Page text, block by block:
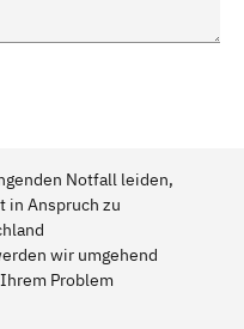
Notfall leiden,
in Anspruch zu
wir umgehend
Problem